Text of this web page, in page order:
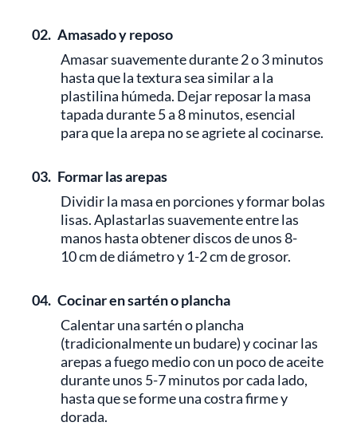
02. Amasado y reposo
Amasar suavemente durante 2 o 3 minutos
hasta que la textura sea similar a la
plastilina húmeda. Dejar reposar la masa
tapada durante 5 a 8 minutos, esencial
para que la arepa no se agriete al cocinarse.
03. Formar las arepas
Dividir la masa en porciones y formar bolas
lisas. Aplastarlas suavemente entre las
manos hasta obtener discos de unos 8-
10 cm de diámetro y 1-2 cm de grosor.
04. Cocinar en sartén o plancha
Calentar una sartén o plancha
(tradicionalmente un budare) y cocinar las
arepas a fuego medio con un poco de aceite
durante unos 5-7 minutos por cada lado,
hasta que se forme una costra firme y
dorada.